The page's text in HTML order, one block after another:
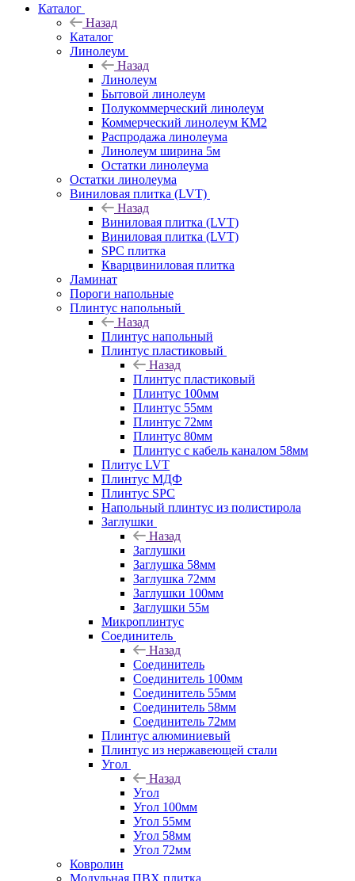
Каталог
Назад
Каталог
Линолеум
Назад
Линолеум
Бытовой линолеум
Полукоммерческий линолеум
Коммерческий линолеум КМ2
Распродажа линолеума
Линолеум ширина 5м
Остатки линолеума
Остатки линолеума
Виниловая плитка (LVT)
Назад
Виниловая плитка (LVT)
Виниловая плитка (LVT)
SPC плитка
Кварцвиниловая плитка
Ламинат
Пороги напольные
Плинтус напольный
Назад
Плинтус напольный
Плинтус пластиковый
Назад
Плинтус пластиковый
Плинтус 100мм
Плинтус 55мм
Плинтус 72мм
Плинтус 80мм
Плинтус с кабель каналом 58мм
Плитус LVT
Плинтус МДФ
Плинтус SPC
Напольный плинтус из полистирола
Заглушки
Назад
Заглушки
Заглушка 58мм
Заглушка 72мм
Заглушки 100мм
Заглушки 55м
Микроплинтус
Соединитель
Назад
Соединитель
Соединитель 100мм
Соединитель 55мм
Соединитель 58мм
Соединитель 72мм
Плинтус алюминиевый
Плинтус из нержавеющей стали
Угол
Назад
Угол
Угол 100мм
Угол 55мм
Угол 58мм
Угол 72мм
Ковролин
Модульная ПВХ плитка